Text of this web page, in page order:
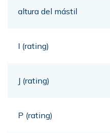
altura del mástil
I (rating)
J (rating)
P (rating)